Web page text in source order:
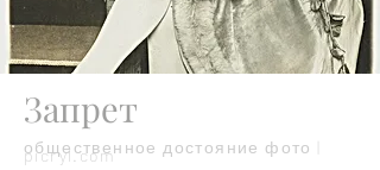
Запрет
общественное достояние фото |
picryl.com